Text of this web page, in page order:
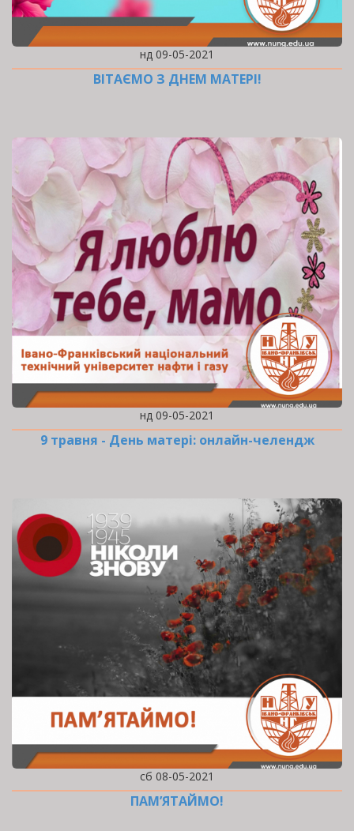
нд 09-05-2021
ВІТАЄМО З ДНЕМ МАТЕРІ!
нд 09-05-2021
9 травня - День матері: онлайн-челендж
сб 08-05-2021
ПАМ’ЯТАЙМО!